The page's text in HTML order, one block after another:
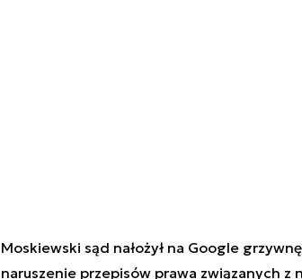
Moskiewski sąd nałożył na Google
naruszenie przepisów prawa związanych